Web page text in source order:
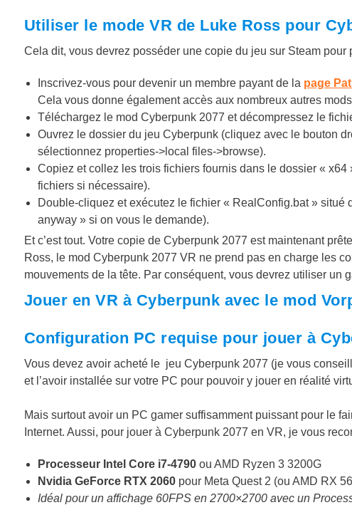
Utiliser le mode VR de Luke Ross pour
Cela dit, vous devrez posséder une copie du jeu sur Steam pour
Inscrivez-vous pour devenir un membre payant de la page
Cela vous donne également accès aux nombreux autres
Téléchargez le mod Cyberpunk 2077 et décompressez le
Ouvrez le dossier du jeu Cyberpunk (cliquez avec le bouton
sélectionnez properties->local files->browse).
Copiez et collez les trois fichiers fournis dans le dossier «
fichiers si nécessaire).
Double-cliquez et exécutez le fichier « RealConfig.bat» situé
anyway » si on vous le demande).
Et c’est tout. Votre copie de Cyberpunk 2077 est maintenant
Ross, le mod Cyberpunk 2077 VR ne prend pas en charge les
mouvements de la tête. Par conséquent, vous devrez utiliser un
Jouer en VR à Cyberpunk avec le mod
Configuration PC requise pour jouer à
Vous devez avoir acheté le jeu Cyberpunk 2077 (je vous
et l’avoir installée sur votre PC pour pouvoir y jouer en réalité
Mais surtout avoir un PC gamer suffisamment puissant pour le
Internet. Aussi, pour jouer à Cyberpunk 2077 en VR, je vous
Processeur Intel Core i7-4790ou AMD Ryzen 3 3200G
Nvidia GeForce RTX 2060pour Meta Quest 2 (ou AMD RX
Idéal pour un affichage 60FPS en 2700×2700 avec un